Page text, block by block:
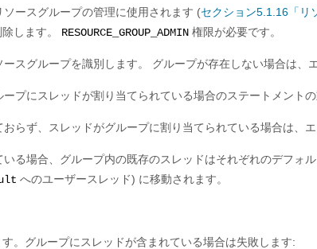
ソースグループの管理に使用されます (セクション5.1.16「リ
します。 RESOURCE_GROUP_ADMIN 権限が必要です。
スグループを識別します。 グループが存在しない場合は、
プにスレッドが割り当てられている場合のステートメント
おらず、スレッドがグループに割り当てられている場合は、エ
いる場合、グループ内の既存のスレッドはそれぞれのデフォ
へのユーザースレッド) に移動されます。
。グループにスレッドが含まれている場合は失敗します: